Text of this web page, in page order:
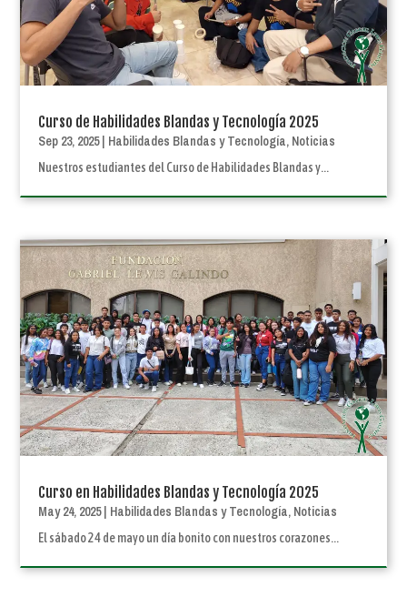
Curso de Habilidades Blandas y Tecnología 2025
Sep 23, 2025| Habilidades Blandas y Tecnología, Noticias
Nuestros estudiantes del Curso de Habilidades Blandas y...
Curso en Habilidades Blandas y Tecnología 2025
May 24, 2025| Habilidades Blandas y Tecnología, Noticias
El sábado 24 de mayo un día bonito con nuestros corazones...